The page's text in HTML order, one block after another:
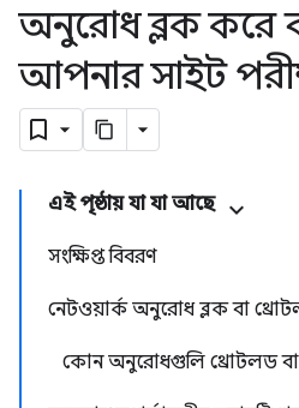
অনুরোধ ব্লক করে
আপনার সাইট
এই পৃষ্ঠায় যা যা আছে
সংক্ষিপ্ত বিবরণ
নেটওয়ার্ক অনুরোধ ব্লক বা
কোন অনুরোধগুলি থ্রোটলড বা